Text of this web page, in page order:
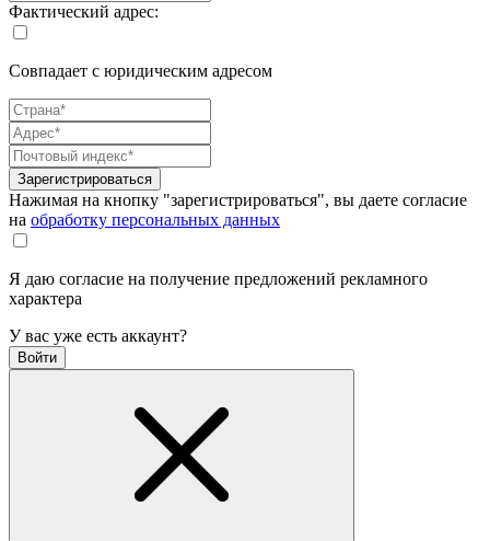
Фактический адрес:
Совпадает с юридическим адресом
Зарегистрироваться
Нажимая на кнопку "зарегистрироваться", вы даете согласие
на обработку персональных данных
Я даю согласие на получение предложений рекламного
характера
У вас уже есть аккаунт?
Войти